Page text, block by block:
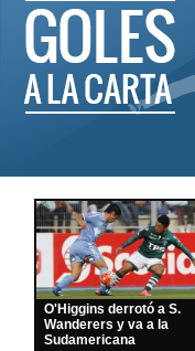
O'Higgins derrotó a S.
Wanderers y va a la
Sudamericana